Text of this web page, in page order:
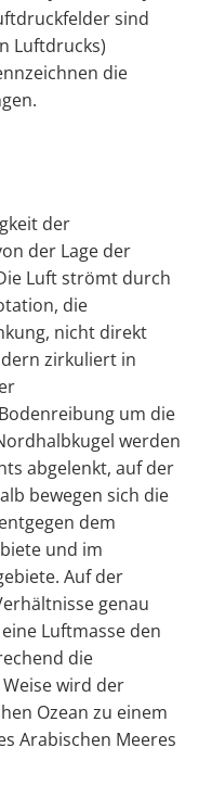
sind
Luftdrucks)
die
der
der Lage der
Luft strömt durch
die
nicht direkt
zirkuliert in
um die
werden
abgelenkt, auf der
bewegen sich die
dem
und im
Auf der
genau
Luftmasse den
die
wird der
Ozean zu einem
Arabischen Meeres